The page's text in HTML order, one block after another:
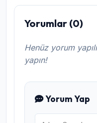
Yorumlar (0)
Henüz yorum
yapın!
Yorum Yap